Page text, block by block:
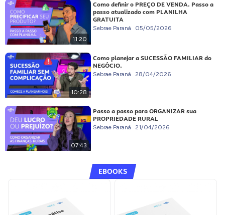
11:20
Como definir o PREÇO DE VENDA. Passo a
passo atualizado com PLANILHA
GRATUITA
Sebrae Paraná 05/05/2026
10:28
Como planejar a SUCESSÃO FAMILIAR do
NEGÓCIO.
Sebrae Paraná 28/04/2026
07:43
Passo a passo para ORGANIZAR sua
PROPRIEDADE RURAL
Sebrae Paraná 21/04/2026
EBOOKS